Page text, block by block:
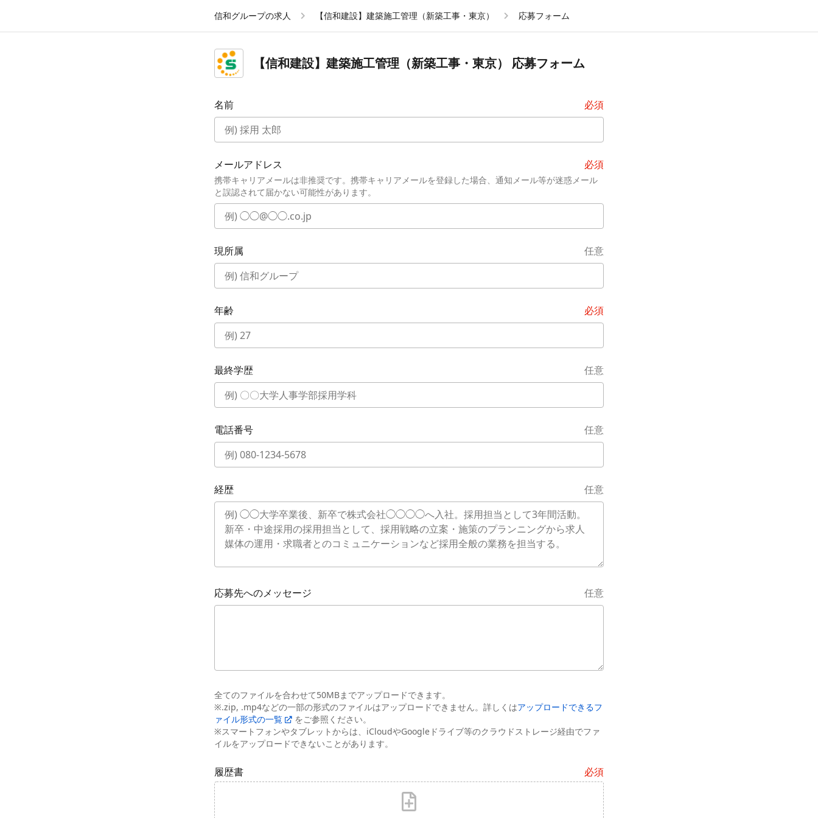
信和グループの求人 【信和建設】建築施工管理（新築工事・東京） 応募フォーム
【信和建設】建築施工管理（新築工事・東京） 応募フォーム
名前 必須
メールアドレス 必須
携帯キャリアメールは非推奨です。携帯キャリアメールを登録した場合、通知メール等が迷惑メール
と誤認されて届かない可能性があります。
現所属 任意
年齢 必須
最終学歴 任意
電話番号 任意
経歴 任意
応募先へのメッセージ 任意
全てのファイルを合わせて50MBまでアップロードできます。
※.zip, .mp4などの一部の形式のファイルはアップロードできません。詳しくはアップロードできるフ
ァイル形式の一覧
をご参照ください。
※スマートフォンやタブレットからは、iCloudやGoogleドライブ等のクラウドストレージ経由でファ
イルをアップロードできないことがあります。
履歴書 必須